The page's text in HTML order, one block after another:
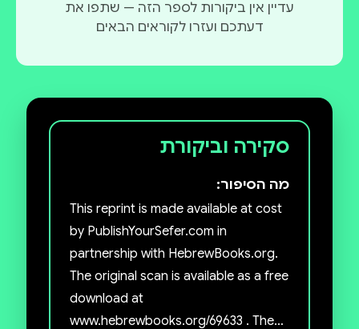
עדיין אין ביקורות לספר הזה — שתפו את
דעתכם ועזרו לקוראים הבאים
סקירה וביקורת
מה הסיפור:
This reprint is made available at cost
by PublishYourSefer.com in
partnership with HebrewBooks.org.
The original scan is available as a free
download at
www.hebrewbooks.org/69633 . The